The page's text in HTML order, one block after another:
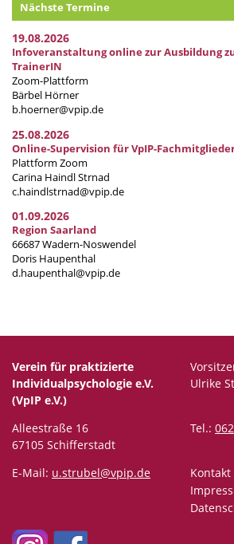
Nächste Termine
19.08.2026
Infoveranstaltung online zur Ausbildung
TrainerIN
Zoom-Plattform
Bärbel Hörner
b.hoerner@vpip.de
25.08.2026
Online-Supervision für VpIP-
Plattform Zoom
Carina Haindl Strnad
c.haindlstrnad@vpip.de
01.09.2026
Region Saarland
66687 Wadern-Noswendel
Doris Haupenthal
d.haupenthal@vpip.de
Verein für praktizierte
Individualpsychologie e.V.
(VpIP e.V.)
Ulrike
Alleestraße 16
67105 Schifferstadt
Tel.:
E-Mail: u.strubel@vpip.de
Kontakt